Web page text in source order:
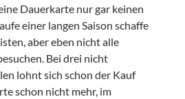
Dauerkarte nur gar keinen
einer langen Saison schaffe
aber eben nicht alle
Bei drei nicht
lohnt sich schon der Kauf
schon nicht mehr, im